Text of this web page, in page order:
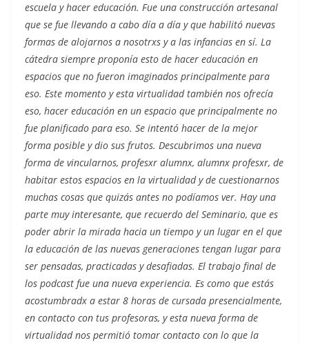
escuela y hacer educación. Fue una construcción artesanal
que se fue llevando a cabo día a día y que habilitó nuevas
formas de alojarnos a nosotrxs y a las infancias en sí. La
cátedra siempre proponía esto de hacer educación en
espacios que no fueron imaginados principalmente para
eso. Este momento y esta virtualidad también nos ofrecía
eso, hacer educación en un espacio que principalmente no
fue planificado para eso. Se intentó hacer de la mejor
forma posible y dio sus frutos. Descubrimos una nueva
forma de vincularnos, profesxr alumnx, alumnx profesxr, de
habitar estos espacios en la virtualidad y de cuestionarnos
muchas cosas que quizás antes no podíamos ver. Hay una
parte muy interesante, que recuerdo del Seminario, que es
poder abrir la mirada hacia un tiempo y un lugar en el que
la educación de las nuevas generaciones tengan lugar para
ser pensadas, practicadas y desafiadas. El trabajo final de
los podcast fue una nueva experiencia. Es como que estás
acostumbradx a estar 8 horas de cursada presencialmente,
en contacto con tus profesoras, y esta nueva forma de
virtualidad nos permitió tomar contacto con lo que la